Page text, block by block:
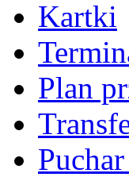
Kartki
Plan